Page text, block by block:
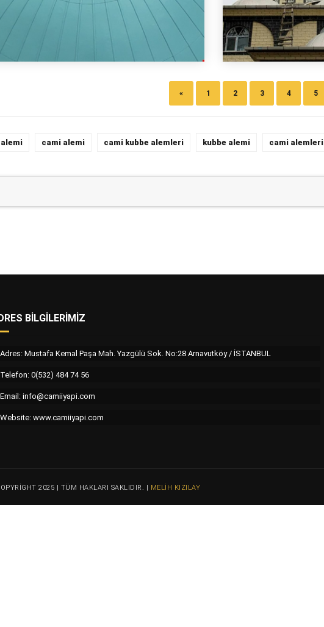
« 1 2 3 4 5
cami alemi cami kubbe alemleri kubbe alemi cami alemleri
BILGILERIMIZ
Adres: Mustafa Kemal Paşa Mah. Yazgülü Sok. No:28 Arnavutköy / İSTANBUL
Telefon: 0(532) 484 74 56
Email: info@camiiyapi.com
Website: www.camiiyapi.com
2025 | TÜM HAKLARI SAKLIDIR. | MELIH KIZILAY